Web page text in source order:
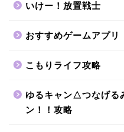
いけー！放置戦士
おすすめゲームアプリ
こもりライフ攻略
ゆるキャン△つなげる
ン！！攻略